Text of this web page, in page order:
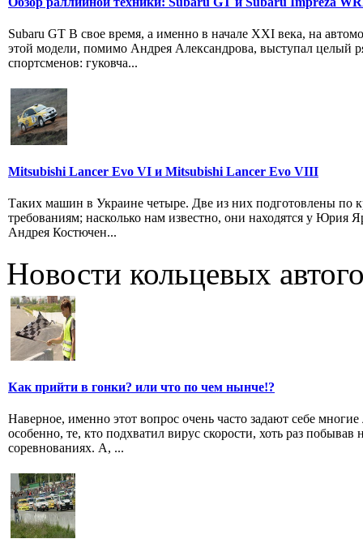
Subaru GT В свое время, а именно в начале XXI века, на
этой модели, помимо Андрея Александрова, выступал целый
спортсменов: гуковча...
Mitsubishi Lancer Evo VI и Mitsubishi Lancer Evo VIII
Таких машин в Украине четыре. Две из них подготовлены по
требованиям; насколько нам известно, они находятся у Юрия
Андрея Костючен...
Новости кольцевых
Как прийти в гонки? или что по чем нынче!?
Наверное, именно этот вопрос очень часто задают себе
особенно, те, кто подхватил вирус скорости, хоть раз побывав
соревнованиях. А, ...